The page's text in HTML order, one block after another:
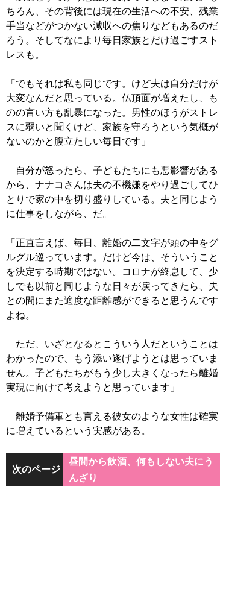
ちろん、その背後には現在の生活への不安、残業
手当などがつかない減収への焦りなどもあるのだ
ろう。そしてなにより毎日家族とだけ過ごすスト
レスも。
「でもそれは私も同じです。けど夫は自分だけが
大変なんだと思っている。仏頂面が増えたし、も
のの言い方も乱暴になった。男性のほうがストレ
スに弱いと聞くけど、家族を守ろうという気概が
ないのかと腹立たしい毎日です」
自分が怒ったら、子どもたちにも悪影響がある
から、ナナコさんは夫の不機嫌をやり過ごしてひ
とりで家の中を切り盛りしている。夫と同じよう
に仕事をしながら、だ。
「正直言えば、毎日、離婚の二文字が頭の中をグ
ルグル巡っています。だけど今は、そういうこと
を決定する時期ではない。コロナが終息して、少
しでも以前と同じような日々が戻ってきたら、夫
との間にまた適度な距離感ができると思うんです
よね。
ただ、いざとなるとこういう人だということは
わかったので、もう添い遂げようとは思っていま
せん。子どもたちがもう少し大きくなったら離婚
実現に向けて考えようと思っています」
離婚予備軍とも言える彼女のような女性は確実
に増えているという実感がある。
次のページ
昼間から飲酒、何もしない夫にう
んざり